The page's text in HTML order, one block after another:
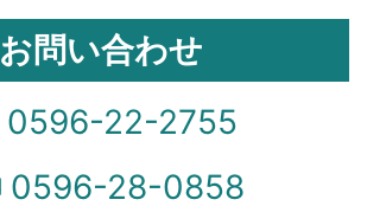
お問い合わせ
0596-22-2755
0596-28-0858